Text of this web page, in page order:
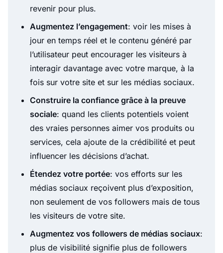
revenir pour plus.
Augmentez l’engagement: voir les mises à
jour en temps réel et le contenu généré par
l’utilisateur peut encourager les visiteurs à
interagir davantage avec votre marque, à la
fois sur votre site et sur les médias sociaux.
Construire la confiance grâce à la preuve
sociale: quand les clients potentiels voient
des vraies personnes aimer vos produits ou
services, cela ajoute de la crédibilité et peut
influencer les décisions d’achat.
Étendez votre portée: vos efforts sur les
médias sociaux reçoivent plus d’exposition,
non seulement de vos followers mais de tous
les visiteurs de votre site.
Augmentez vos followers de médias sociaux:
plus de visibilité signifie plus de followers